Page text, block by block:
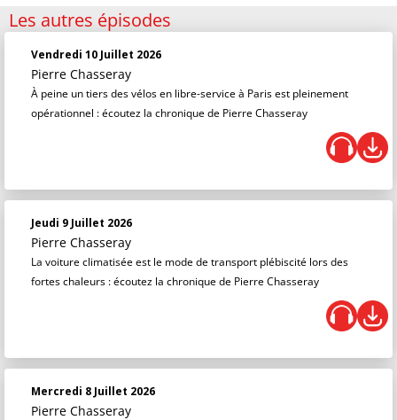
Les autres épisodes
Vendredi 10 Juillet 2026
Pierre Chasseray
À peine un tiers des vélos en libre-service à Paris est pleinement
opérationnel : écoutez la chronique de Pierre Chasseray
Jeudi 9 Juillet 2026
Pierre Chasseray
La voiture climatisée est le mode de transport plébiscité lors des
fortes chaleurs : écoutez la chronique de Pierre Chasseray
Mercredi 8 Juillet 2026
Pierre Chasseray